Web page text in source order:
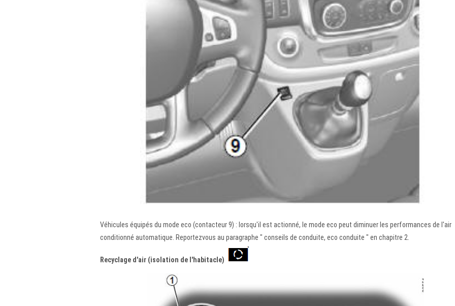
Véhicules équipés du mode eco (contacteur 9) : lorsqu'il est actionné, le mode eco peut diminuer les performances de l'air
conditionné automatique. Reportezvous au paragraphe " conseils de conduite, eco conduite " en chapitre 2.
Recyclage d'air (isolation de l'habitacle)